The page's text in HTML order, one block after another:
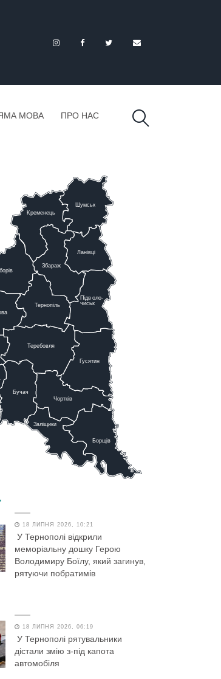
МОВА ПРО НАС
Тернопіль
Теребовля
Бучач
Заліщики
Борщів
Чортків
Гусятин
Підволо-
чиськ
Ланівці
Збараж
Шумськ
Кременець
18 ЛИПНЯ 2026, 10:21
У Тернополі відкрили
меморіальну дошку Герою
Володимиру Боїлу, який загинув,
рятуючи побратимів
18 ЛИПНЯ 2026, 06:19
У Тернополі рятувальники
дістали змію з-під капота
автомобіля